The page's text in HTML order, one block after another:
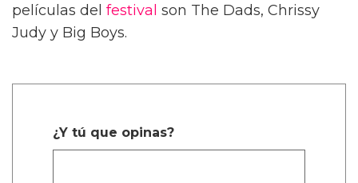
películas del festival son The Dads, Chrissy
Judy y Big Boys.
¿Y tú que opinas?